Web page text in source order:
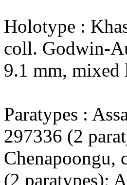
Holotype :
coll. Godwin-
9.1 mm,
Paratypes :
297336 (2
Chenapoongu,
(2 paratypes);